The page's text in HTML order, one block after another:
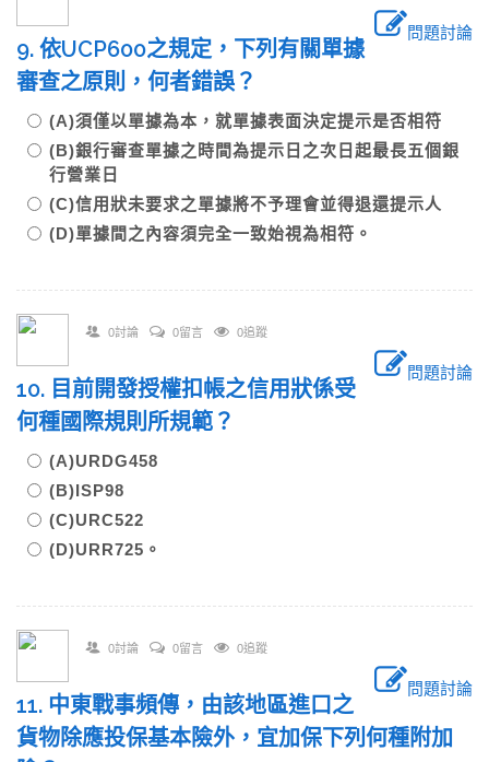
問題討論
9. 依UCP600之規定，下列有關單據
審查之原則，何者錯誤？
(A)須僅以單據為本，就單據表面決定提示是否相符
(B)銀行審查單據之時間為提示日之次日起最長五個銀
行營業日
(C)信用狀未要求之單據將不予理會並得退還提示人
(D)單據間之內容須完全一致始視為相符。
0討論 0留言 0追蹤
問題討論
10. 目前開發授權扣帳之信用狀係受
何種國際規則所規範？
(A)URDG458
(B)ISP98
(C)URC522
(D)URR725。
0討論 0留言 0追蹤
問題討論
11. 中東戰事頻傳，由該地區進口之
貨物除應投保基本險外，宜加保下列何種附加